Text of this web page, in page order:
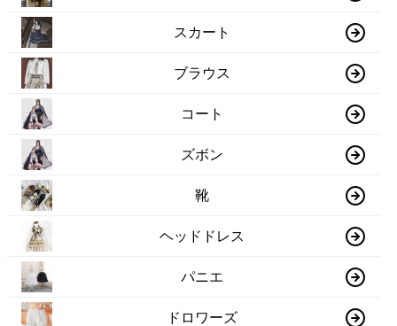
スカート
ブラウス
コート
ズボン
靴
ヘッドドレス
パニエ
ドロワーズ